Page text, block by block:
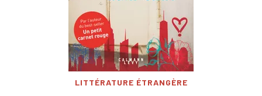
LITTÉRATURE ÉTRANGÈRE